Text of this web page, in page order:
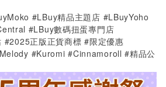
#LBuy精品主題店 #LBuyYoho
#LBuy數碼扭蛋專門店
#2025正版正貨商標 #限定優惠
#Kuromi #Cinnamoroll #精品公